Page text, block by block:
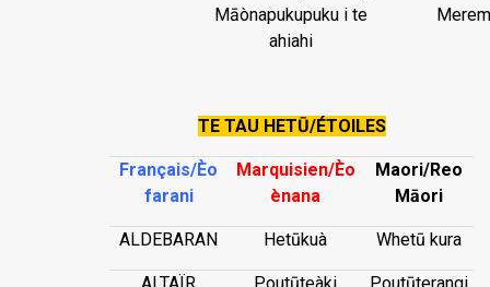
Māònapukupuku i te
ahiahi
TE TAU HETŪ/ÉTOILES
Français/Èo
farani
Marquisien/Èo
ènana
Maori/Reo
Māori
ALDEBARAN Hetūkuà Whetū kura